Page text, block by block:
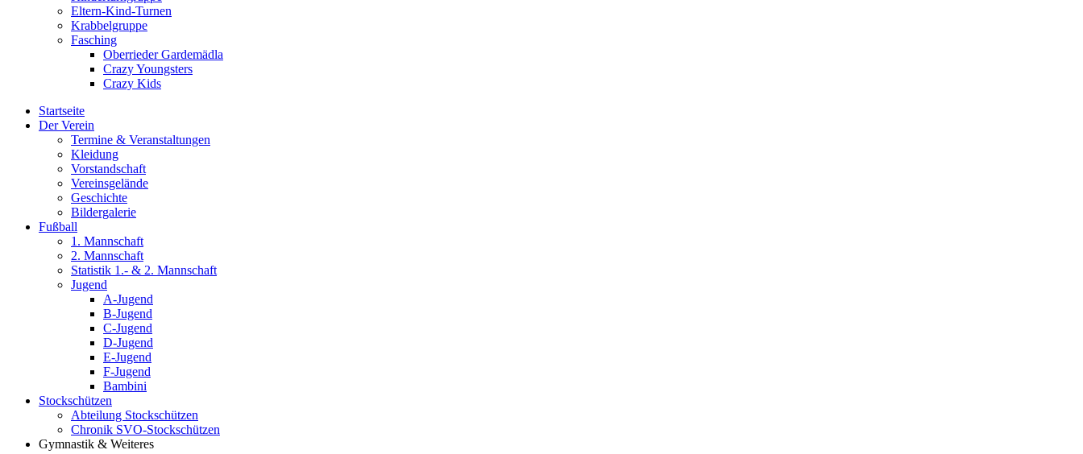
Eltern-Kind-Turnen
Krabbelgruppe
Fasching
Oberrieder Gardemädla
Crazy Youngsters
Crazy Kids
Startseite
Der Verein
Termine & Veranstaltungen
Kleidung
Vorstandschaft
Vereinsgelände
Geschichte
Bildergalerie
Fußball
1. Mannschaft
2. Mannschaft
Statistik 1.- & 2. Mannschaft
Jugend
A-Jugend
B-Jugend
C-Jugend
D-Jugend
E-Jugend
F-Jugend
Bambini
Stockschützen
Abteilung Stockschützen
Chronik SVO-Stockschützen
Gymnastik & Weiteres